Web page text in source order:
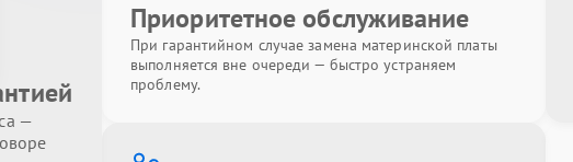
—
Приоритетное обслуживание
При гарантийном случае замена материнской платы
выполняется вне очереди — быстро устраняем
проблему.